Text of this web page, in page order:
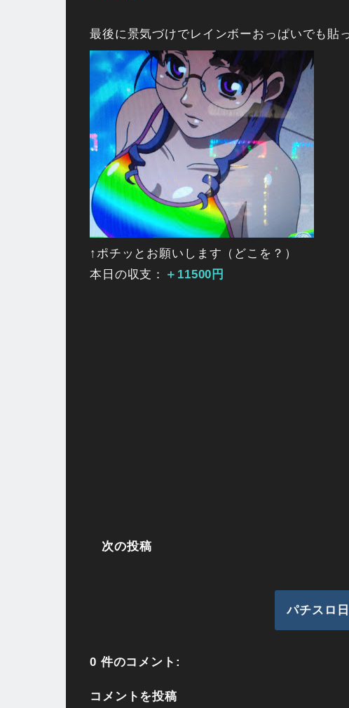
最後に景気づけでレインボーおっぱいでも貼
↑ポチッとお願いします（どこを？）
本日の収支：
＋11500円
次の投稿
パチスロ
0 件のコメント:
コメントを投稿